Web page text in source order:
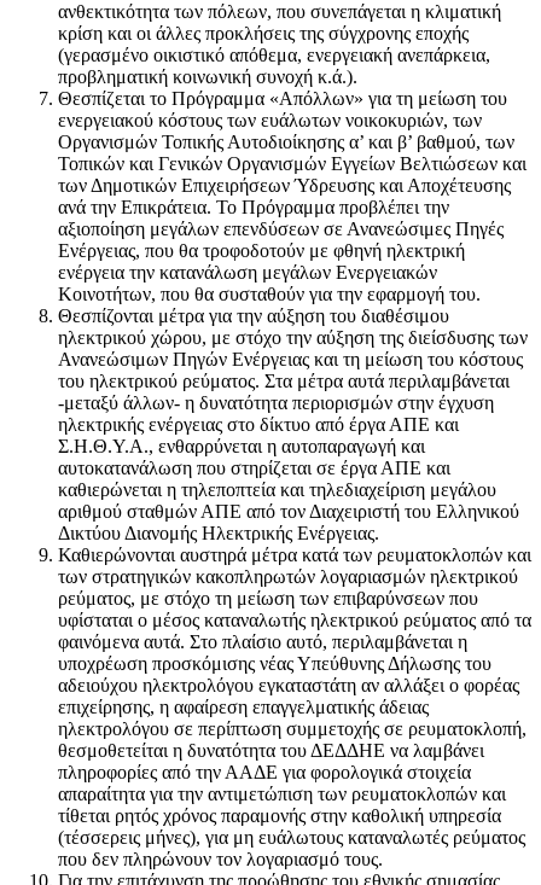
ανθεκτικότητα των πόλεων, που συνεπάγεται η κλιματική
κρίση και οι άλλες προκλήσεις της σύγχρονης εποχής
(γερασμένο οικιστικό απόθεμα, ενεργειακή ανεπάρκεια,
προβληματική κοινωνική συνοχή κ.ά.).
Θεσπίζεται το Πρόγραμμα «Απόλλων» για τη μείωση του
ενεργειακού κόστους των ευάλωτων νοικοκυριών, των
Οργανισμών Τοπικής Αυτοδιοίκησης α’ και β’ βαθμού, των
Τοπικών και Γενικών Οργανισμών Εγγείων Βελτιώσεων και
των Δημοτικών Επιχειρήσεων Ύδρευσης και Αποχέτευσης
ανά την Επικράτεια. Το Πρόγραμμα προβλέπει την
αξιοποίηση μεγάλων επενδύσεων σε Ανανεώσιμες Πηγές
Ενέργειας, που θα τροφοδοτούν με φθηνή ηλεκτρική
ενέργεια την κατανάλωση μεγάλων Ενεργειακών
Κοινοτήτων, που θα συσταθούν για την εφαρμογή του.
Θεσπίζονται μέτρα για την αύξηση του διαθέσιμου
ηλεκτρικού χώρου, με στόχο την αύξηση της διείσδυσης των
Ανανεώσιμων Πηγών Ενέργειας και τη μείωση του κόστους
του ηλεκτρικού ρεύματος. Στα μέτρα αυτά περιλαμβάνεται
-μεταξύ άλλων- η δυνατότητα περιορισμών στην έγχυση
ηλεκτρικής ενέργειας στο δίκτυο από έργα ΑΠΕ και
Σ.Η.Θ.Υ.Α., ενθαρρύνεται η αυτοπαραγωγή και
αυτοκατανάλωση που στηρίζεται σε έργα ΑΠΕ και
καθιερώνεται η τηλεποπτεία και τηλεδιαχείριση μεγάλου
αριθμού σταθμών ΑΠΕ από τον Διαχειριστή του Ελληνικού
Δικτύου Διανομής Ηλεκτρικής Ενέργειας.
Καθιερώνονται αυστηρά μέτρα κατά των ρευματοκλοπών και
των στρατηγικών κακοπληρωτών λογαριασμών ηλεκτρικού
ρεύματος, με στόχο τη μείωση των επιβαρύνσεων που
υφίσταται ο μέσος καταναλωτής ηλεκτρικού ρεύματος από τα
φαινόμενα αυτά. Στο πλαίσιο αυτό, περιλαμβάνεται η
υποχρέωση προσκόμισης νέας Υπεύθυνης Δήλωσης του
αδειούχου ηλεκτρολόγου εγκαταστάτη αν αλλάξει ο φορέας
επιχείρησης, η αφαίρεση επαγγελματικής άδειας
ηλεκτρολόγου σε περίπτωση συμμετοχής σε ρευματοκλοπή,
θεσμοθετείται η δυνατότητα του ΔΕΔΔΗΕ να λαμβάνει
πληροφορίες από την ΑΑΔΕ για φορολογικά στοιχεία
απαραίτητα για την αντιμετώπιση των ρευματοκλοπών και
τίθεται ρητός χρόνος παραμονής στην καθολική υπηρεσία
(τέσσερεις μήνες), για μη ευάλωτους καταναλωτές ρεύματος
που δεν πληρώνουν τον λογαριασμό τους.